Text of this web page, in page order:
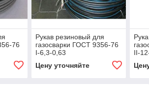
76
Рукав резиновый для
газосварки ГОСТ 9356-76
I-6,3-0,63
Цену уточняйте
II-